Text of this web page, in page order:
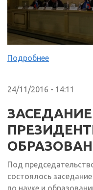
Подробнее
24/11/2016 - 14:11
Под
состоялось
по науке и